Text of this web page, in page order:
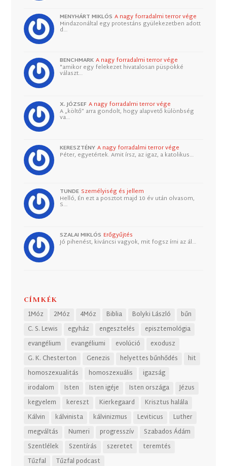
MENYHÁRT MIKLÓS A nagy forradalmi terror vége
Mindazonáltal egy protestáns gyülekezetben adott
d…
BENCHMARK A nagy forradalmi terror vége
"amikor egy felekezet hivatalosan püspökké
választ…
X. JÓZSEF A nagy forradalmi terror vége
A „költő” arra gondolt, hogy alapvető különbség
va…
KERESZTÉNY A nagy forradalmi terror vége
Péter, egyetértek. Amit írsz, az igaz, a katolikus…
TUNDE Személyiség és jellem
Helló, Én ezt a posztot majd 10 év után olvasom,
S…
SZALAI MIKLÓS Erőgyűjtés
Jó pihenést, kiváncsi vagyok, mit fogsz írni az ál…
CÍMKÉK
1Móz 2Móz 4Móz Biblia Bolyki László
bűn
C. S. Lewis
egyház engesztelés
episztemológia
evangélium
evangéliumi evolúció
exodusz
G. K. Chesterton
Genezis helyettes bűnhődés
hit
homoszexualitás
homoszexuális
igazság
irodalom
Isten Isten igéje Isten országa
Jézus
kegyelem
kereszt Kierkegaard
Krisztus halála
Kálvin
kálvinista kálvinizmus Leviticus
Luther
megváltás
Numeri progresszív
Szabados Ádám
Szentlélek
Szentírás szeretet
teremtés
Tűzfal
Tűzfal podcast